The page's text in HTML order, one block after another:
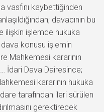
vasfını kaybettiğinden
davacının bu
ilişkin işlemde hukuka
dava konusu işlemin
Mahkemesi kararının
İdari Dava Dairesince;
kararının hukuka
tarafından ileri sürülen
gerektirecek